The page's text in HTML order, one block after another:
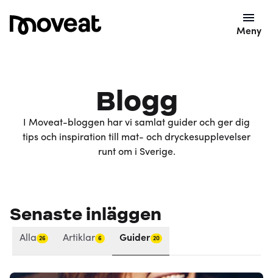
Meny
Blogg
I Moveat-bloggen har vi samlat guider och ger dig
tips och inspiration till mat- och dryckesupplevelser
runt om i Sverige.
Senaste inläggen
Alla 26 Artiklar 6 Guider 20